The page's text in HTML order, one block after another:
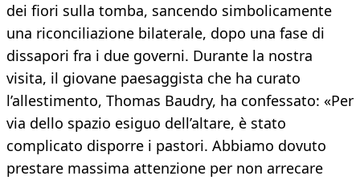
dei fiori sulla tomba, sancendo simbolicamente
una riconciliazione bilaterale, dopo una fase di
dissapori fra i due governi. Durante la nostra
visita, il giovane paesaggista che ha curato
l’allestimento, Thomas Baudry, ha confessato: «Per
via dello spazio esiguo dell’altare, è stato
complicato disporre i pastori. Abbiamo dovuto
prestare massima attenzione per non arrecare